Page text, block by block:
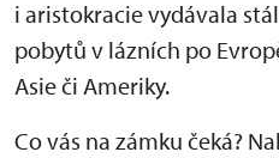
i aristokracie vydávala
pobytů v lázních po
Asie či Ameriky.
Co vás na zámku čeká?